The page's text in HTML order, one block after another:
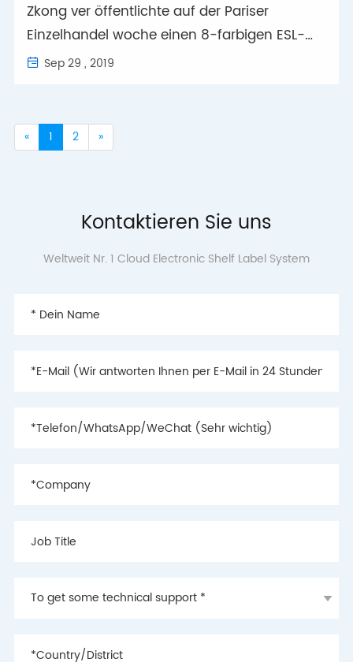
Zkong ver öffentlichte auf der Pariser
Einzelhandel woche einen 8-farbigen ESL-
Bildschirm
 Sep 29 , 2019
« 1 2 »
Kontaktieren Sie uns
Weltweit Nr. 1 Cloud Electronic Shelf Label System